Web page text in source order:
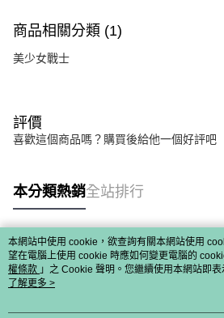
商品相關分類 (1)
美少女戰士
評價
喜歡這個商品嗎？購買後給他一個好評吧
本分類熱銷全站排行
熱門標籤
本網站中使用 cookie，欲查詢有關本網站使用
望在電腦上使用 cookie 時應如何變更電腦的
權條款 」之 Cookie 聲明。您繼續使用本網站即
用條款之 Cookie 聲明使用 cookie。
了解更多 >